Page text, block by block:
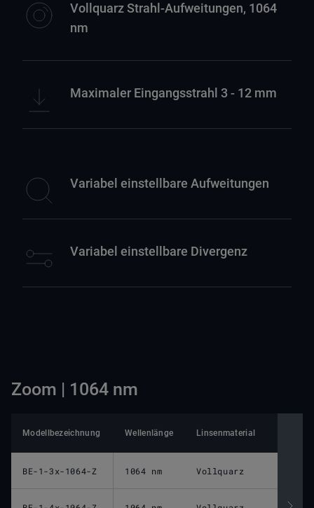
Vollquarz Strahl-Aufweitungen, 1064
nm
Maximaler Eingangsstrahl 3 - 12 mm
Variabel einstellbare Aufweitungen
Variabel einstellbare Divergenz
Zoom | 1064 nm
Modellbezeichnung Wellenlänge Linsenmaterial
BE-1-3x-1064-Z 1064 nm Vollquarz